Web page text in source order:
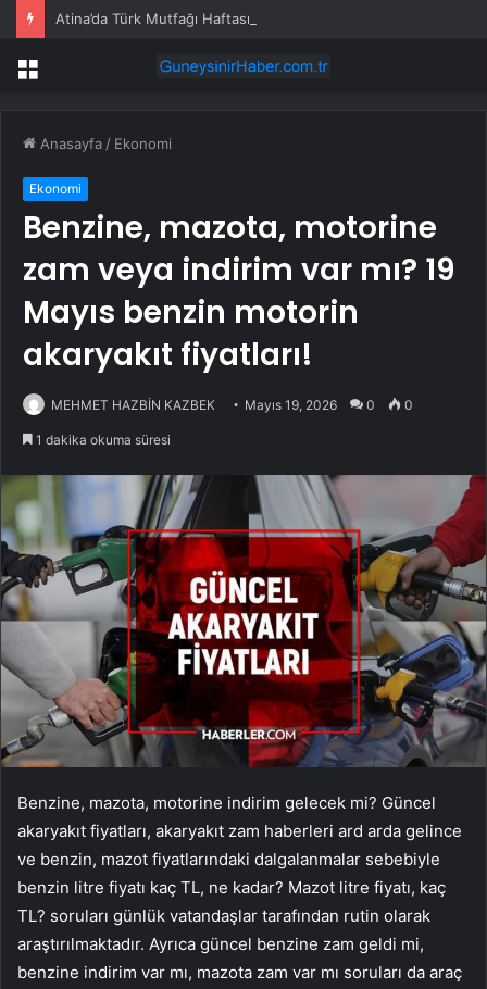
Atina’da Türk Mutfağı Haftası: Sofrada Miras
Menü
Anasayfa / Ekonomi
Ekonomi
Benzine, mazota, motorine
zam veya indirim var mı? 19
Mayıs benzin motorin
akaryakıt fiyatları!
MEHMET HAZBİN KAZBEK Mayıs 19, 2026 0 0
1 dakika okuma süresi
Benzine, mazota, motorine indirim gelecek mi? Güncel
akaryakıt fiyatları, akaryakıt zam haberleri ard arda gelince
ve benzin, mazot fiyatlarındaki dalgalanmalar sebebiyle
benzin litre fiyatı kaç TL, ne kadar? Mazot litre fiyatı, kaç
TL? soruları günlük vatandaşlar tarafından rutin olarak
araştırılmaktadır. Ayrıca güncel benzine zam geldi mi,
benzine indirim var mı, mazota zam var mı soruları da araç